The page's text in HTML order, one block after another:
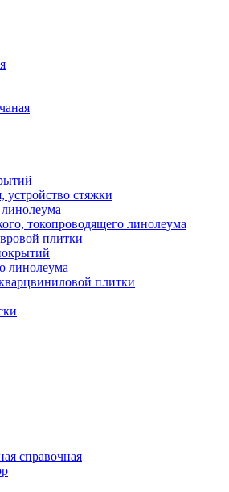
устройство стяжки
токопроводящего линолеума
плитки
линолеума
плитки
справочная